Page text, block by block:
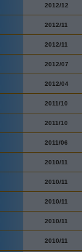
2012/12
2012/11
2012/11
2012/07
2012/04
2011/10
2011/10
2011/06
2010/11
2010/11
2010/11
2010/11
2010/11